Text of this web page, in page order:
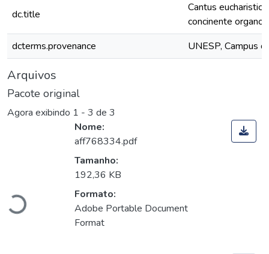
dc.title
Cantus
concinente organo
dcterms.provenance
UNESP, Campus
Arquivos
Pacote original
Agora exibindo 1 - 3 de 3
Carregando...
Nome:
aff768334.pdf
Tamanho:
192,36 KB
Formato:
Adobe Portable Document
Format